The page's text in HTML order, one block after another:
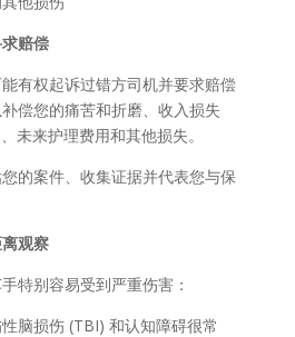
赔偿
有权起诉过错方司机并要求赔偿
偿您的痛苦和折磨、收入损失
未来护理费用和其他损失。
的案件、收集证据并代表您与保
观察
特别容易受到严重伤害：
脑损伤 (TBI) 和认知障碍很常